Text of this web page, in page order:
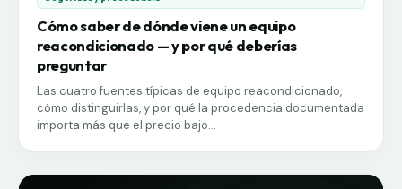
Cómo saber de dónde viene un equipo
reacondicionado — y por qué deberías
preguntar
Las cuatro fuentes típicas de equipo reacondicionado,
cómo distinguirlas, y por qué la procedencia documentada
importa más que el precio bajo...